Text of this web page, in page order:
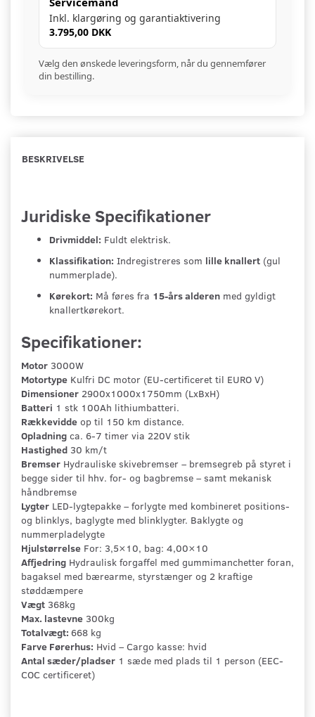
Inkl. klargøring og garantiaktivering
3.795,00 DKK
Vælg den ønskede leveringsform, når du gennemfører
din bestilling.
BESKRIVELSE
Juridiske Specifikationer
Drivmiddel: Fuldt elektrisk.
Klassifikation: Indregistreres som lille knallert (gul
nummerplade).
Kørekort: Må føres fra 15-års alderen med gyldigt
knallertkørekort.
Specifikationer:
Motor 3000W
Motortype Kulfri DC motor (EU-certificeret til EURO V)
Dimensioner 2900x1000x1750mm (LxBxH)
Batteri 1 stk 100Ah lithiumbatteri.
Rækkevidde op til 150 km distance.
Opladning ca. 6-7 timer via 220V stik
Hastighed 30 km/t
Bremser Hydrauliske skivebremser – bremsegreb på styret i
begge sider til hhv. for- og bagbremse – samt mekanisk
håndbremse
Lygter LED-lygtepakke – forlygte med kombineret positions-
og blinklys, baglygte med blinklygter. Baklygte og
nummerpladelygte
Hjulstørrelse For: 3,5×10, bag: 4,00×10
Affjedring Hydraulisk forgaffel med gummimanchetter foran,
bagaksel med bærearme, styrstænger og 2 kraftige
støddæmpere
Vægt 368kg
Max. lastevne 300kg
Totalvægt: 668 kg
Farve Førerhus: Hvid – Cargo kasse: hvid
Antal sæder/pladser 1 sæde med plads til 1 person (EEC-
COC certificeret)